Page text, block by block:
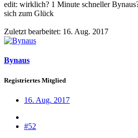
edit: wirklich? 1 Minute schneller
sich zum Glück
Zuletzt bearbeitet: 16. Aug. 2017
Bynaus
Registriertes Mitglied
16. Aug. 2017
#52